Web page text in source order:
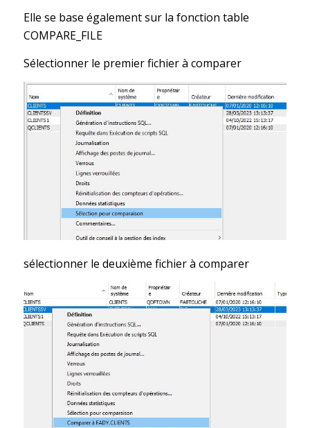
Elle se base également sur la fonction table
COMPARE_FILE
Sélectionner le premier fichier à comparer
sélectionner le deuxième fichier à comparer